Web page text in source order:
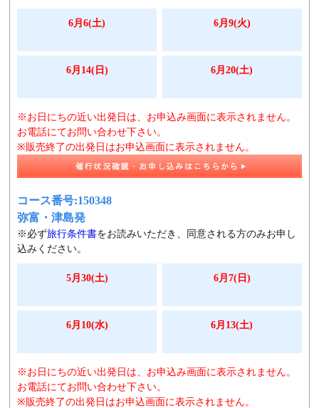
6月6(土) 6月9(火)
6月14(日) 6月20(土)
※お日にちの近い出発日は、お申込み画面に表示されません。
お電話にてお問い合わせ下さい。
※販売終了の出発日はお申込画面に表示されません。
コース番号:150348
弥富・津島発
※必ず旅行条件書をお読みいただき、同意される方のみお申し
込みください。
5月30(土) 6月7(日)
6月10(水) 6月13(土)
※お日にちの近い出発日は、お申込み画面に表示されません。
お電話にてお問い合わせ下さい。
※販売終了の出発日はお申込画面に表示されません。